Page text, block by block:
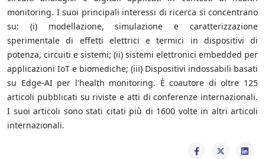
monitoring. I suoi principali interessi di ricerca si concentrano
su: (i) modellazione, simulazione e caratterizzazione
sperimentale di effetti elettrici e termici in dispositivi di
potenza, circuiti e sistemi; (ii) sistemi elettronici embedded per
applicazioni IoT e biomediche; (iii) Dispositivi indossabili basati
su Edge-AI per l'health monitoring. È coautore di oltre 125
articoli pubblicati su riviste e atti di conferenze internazionali.
I suoi articoli sono stati citati più di 1600 volte in altri articoli
internazionali.